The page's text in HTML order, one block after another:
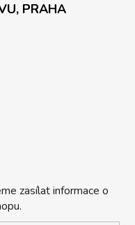
PRAHA
zasílat informace o